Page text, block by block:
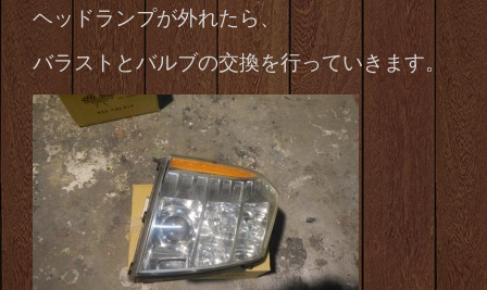
ヘッドランプが外れたら、
バラストとバルブの交換を行っていきます。